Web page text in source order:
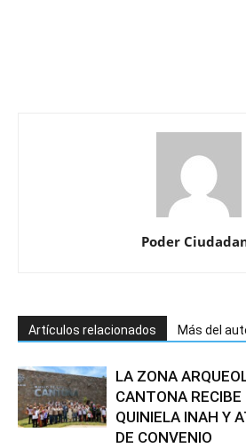
Poder
Artículos relacionados Más del
LA ZONA
CANTONA
QUINIELA INAH Y
DE CONVENIO